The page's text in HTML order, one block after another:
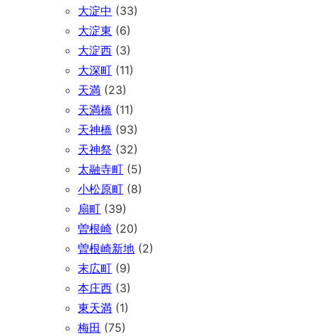
大淀中 (33)
大淀東 (6)
大淀西 (3)
大深町 (11)
天満 (23)
天満橋 (11)
天神橋 (93)
天神祭 (32)
太融寺町 (5)
小松原町 (8)
扇町 (39)
曽根崎 (20)
曽根崎新地 (2)
末広町 (9)
本庄西 (3)
東天満 (1)
梅田 (75)